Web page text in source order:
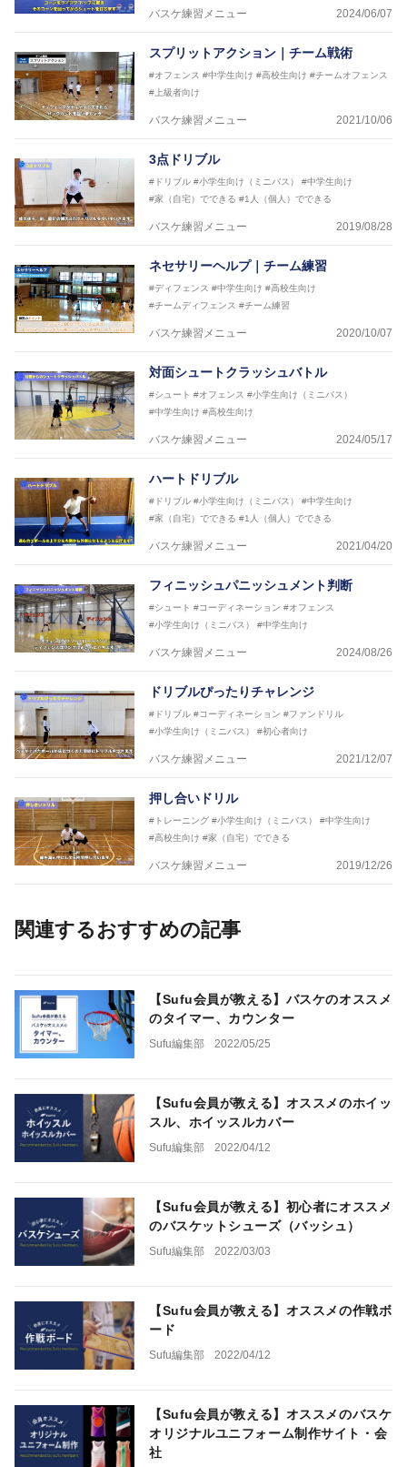
バスケ練習メニュー 2024/06/07
スプリットアクション｜チーム戦術
#オフェンス #中学生向け #高校生向け #チームオフェンス
#上級者向け
バスケ練習メニュー 2021/10/06
3点ドリブル
#ドリブル #小学生向け（ミニバス）
#中学生向け
#家（自宅）でできる #1人（個人）でできる
バスケ練習メニュー 2019/08/28
ネセサリーヘルプ｜チーム練習
#ディフェンス #中学生向け #高校生向け
#チームディフェンス #チーム練習
バスケ練習メニュー 2020/10/07
対面シュートクラッシュバトル
#シュート #オフェンス #小学生向け（ミニバス）
#中学生向け #高校生向け
バスケ練習メニュー 2024/05/17
ハートドリブル
#ドリブル #小学生向け（ミニバス）
#中学生向け
#家（自宅）でできる #1人（個人）でできる
バスケ練習メニュー 2021/04/20
フィニッシュパニッシュメント判断
#シュート #コーディネーション #オフェンス
#小学生向け（ミニバス）
#中学生向け
バスケ練習メニュー 2024/08/26
ドリブルぴったりチャレンジ
#ドリブル #コーディネーション #ファンドリル
#小学生向け（ミニバス）
#初心者向け
バスケ練習メニュー 2021/12/07
押し合いドリル
#トレーニング #小学生向け（ミニバス）
#中学生向け
#高校生向け #家（自宅）でできる
バスケ練習メニュー 2019/12/26
関連するおすすめの記事
【Sufu会員が教える】バスケのオススメ
のタイマー、カウンター
Sufu編集部 2022/05/25
【Sufu会員が教える】オススメのホイッ
スル、ホイッスルカバー
Sufu編集部 2022/04/12
【Sufu会員が教える】初心者にオススメ
のバスケットシューズ（バッシュ）
Sufu編集部 2022/03/03
【Sufu会員が教える】オススメの作戦ボ
ード
Sufu編集部 2022/04/12
【Sufu会員が教える】オススメのバスケ
オリジナルユニフォーム制作サイト・会
社